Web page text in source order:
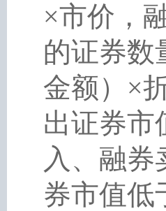
×市价，
的证券数
金额）×
出证券市
入、融
券市值低